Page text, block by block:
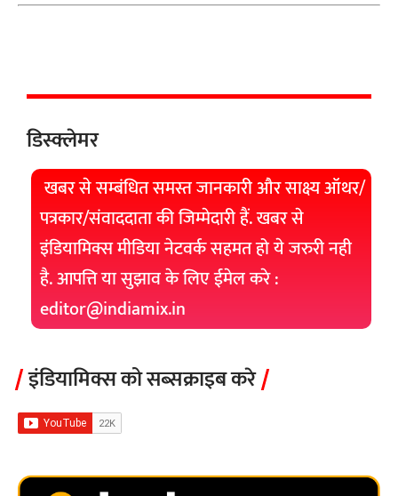
डिस्क्लेमर
खबर से सम्बंधित समस्त जानकारी और साक्ष्य ऑथर/
पत्रकार/संवाददाता की जिम्मेदारी हैं. खबर से
इंडियामिक्स मीडिया नेटवर्क सहमत हो ये जरुरी नही
है. आपत्ति या सुझाव के लिए ईमेल करे :
editor@indiamix.in
इंडियामिक्स को सब्सक्राइब करे